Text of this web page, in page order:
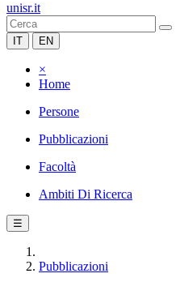
unisr.it
IT EN
×
Home
Persone
Pubblicazioni
Facoltà
Ambiti Di Ricerca
☰
Pubblicazioni